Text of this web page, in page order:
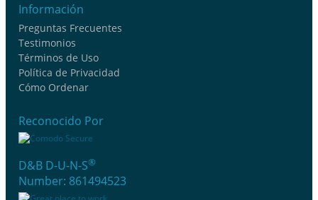
Información
Preguntas Frecuentes
Testimonios
Términos de Uso
Política de Privacidad
Cómo Ordenar
Reconocido Por
D&B D-U-N-S®
Number: 861494523